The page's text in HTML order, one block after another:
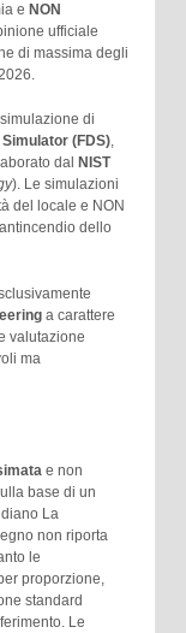
e NON
ufficiale
di massima degli
di
(FDS),
dal NIST
). Le simulazioni
del locale e NON
dello
a carattere
valutazione
ma
e non
base di un
La
non riporta
le
proporzione,
standard
Le